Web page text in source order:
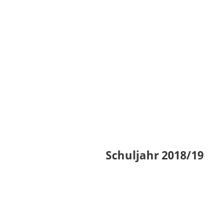
Schuljahr 2018/19